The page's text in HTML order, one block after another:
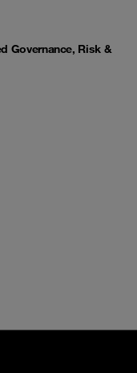
Governance, Risk &